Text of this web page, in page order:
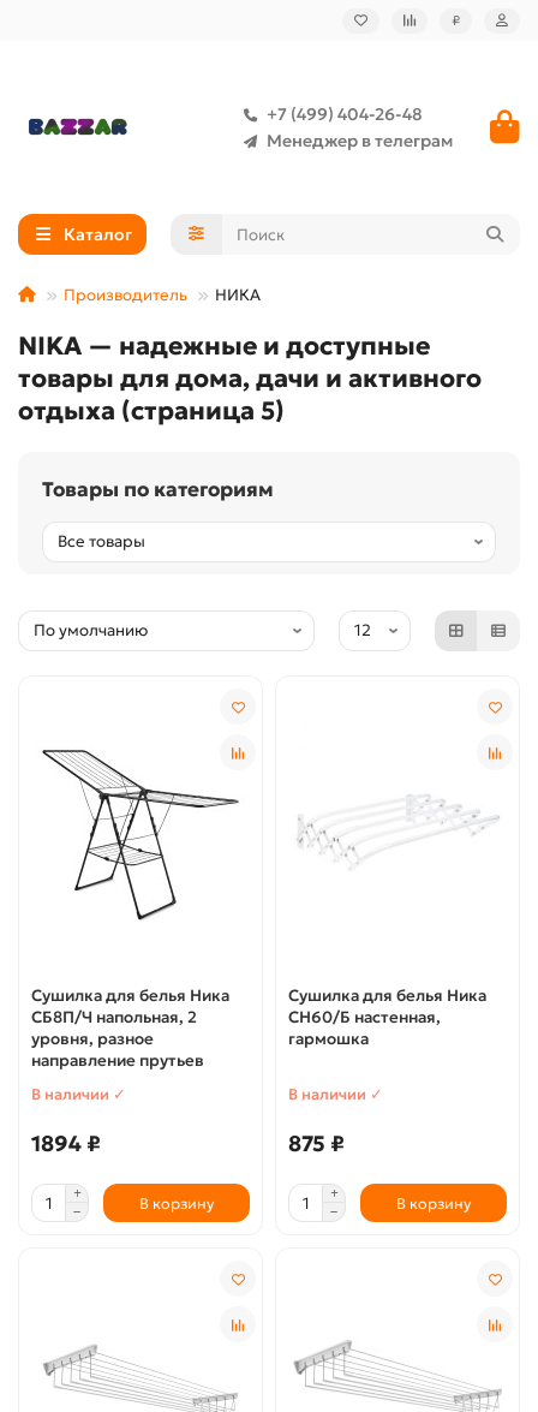
₽
+7 (499) 404-26-48
Менеджер в телеграм
Каталог
Производитель НИКА
NIKA — надежные и доступные
товары для дома, дачи и активного
отдыха (страница 5)
Товары по категориям
Сушилка для белья Ника
СБ8П/Ч напольная, 2
уровня, разное
направление прутьев
В наличии ✓
1894 ₽
В корзину
Сушилка для белья Ника
СН60/Б настенная,
гармошка
В наличии ✓
875 ₽
В корзину